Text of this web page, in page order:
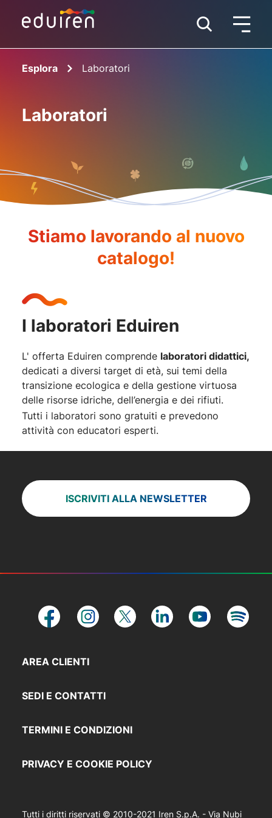
Esplora Laboratori
Laboratori
Stiamo lavorando al nuovo
catalogo!
I laboratori Eduiren
L' offerta Eduiren comprende laboratori didattici,
dedicati a diversi target di età, sui temi della
transizione ecologica e della gestione virtuosa
delle risorse idriche, dell’energia e dei rifiuti.
Tutti i laboratori sono gratuiti e prevedono
attività con educatori esperti.
ISCRIVITI ALLA NEWSLETTER
AREA CLIENTI
SEDI E CONTATTI
TERMINI E CONDIZIONI
PRIVACY E COOKIE POLICY
Tutti i diritti riservati © 2010-2021 Iren S.p.A. - Via Nubi